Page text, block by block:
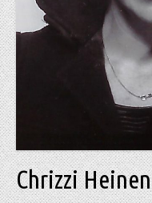
Chrizzi Heinen